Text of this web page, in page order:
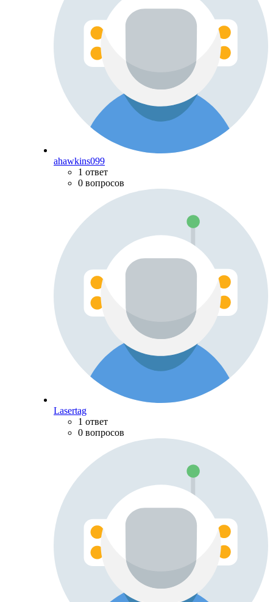
ahawkins099
1 ответ
0 вопросов
Lasertag
1 ответ
0 вопросов